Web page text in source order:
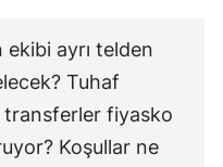
ekibi ayrı telden
Tuhaf
transferler fiyasko
Koşullar ne